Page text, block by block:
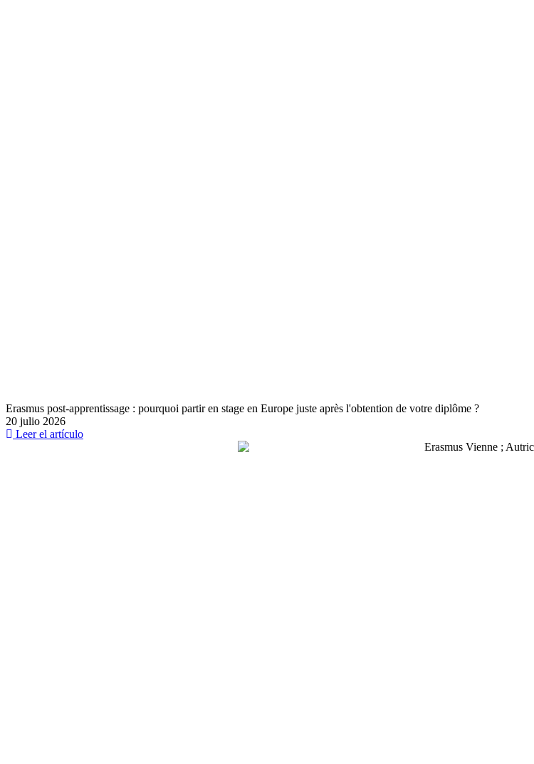
Erasmus post-apprentissage : pourquoi partir en stage en Europe juste après l'obtention de votre diplôme ?
20 julio 2026
Leer el artículo